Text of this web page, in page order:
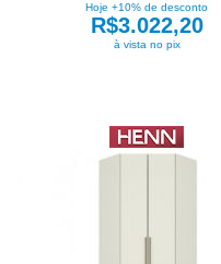
Hoje +10% de desconto
R$3.022,20
à vista no pix